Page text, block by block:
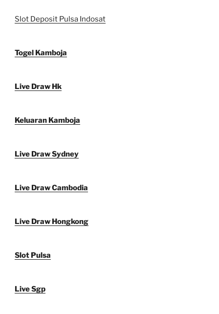
Slot Deposit Pulsa Indosat
Togel Kamboja
Live Draw Hk
Keluaran Kamboja
Live Draw Sydney
Live Draw Cambodia
Live Draw Hongkong
Slot Pulsa
Live Sgp